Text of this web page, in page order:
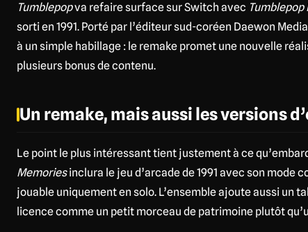
Tumblepopva refaire surface sur Switch avec
sorti en 1991. Porté par l’éditeur sud-coréen Daewon
à un simple habillage : le remake promet une nouvelle
plusieurs bonus de contenu.
Un remake, mais aussi les versions
Le point le plus intéressant tient justement à ce
Memoriesinclura le jeu d’arcade de 1991 avec son mode
jouable uniquement en solo. L’ensemble ajoute aussi un
licence comme un petit morceau de patrimoine plutôt